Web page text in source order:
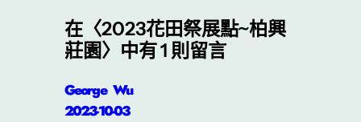
在〈2023花田祭展點~柏興
莊園〉中有 1 則留言
George Wu
2023-10-03